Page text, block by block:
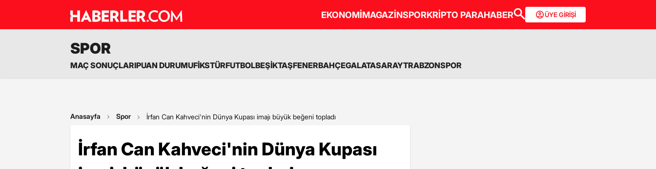
EKONOMİMAGAZİNSPORKRİPTO PARAHABER ÜYE GİRİŞİ
SPOR
MAÇ SONUÇLARIPUAN DURUMUFİKSTÜRFUTBOLBEŞİKTAŞFENERBAHÇEGALATASARAYTRABZONSPOR
Anasayfa Spor İrfan Can Kahveci'nin Dünya Kupası imajı büyük beğeni topladı
İrfan Can Kahveci'nin Dünya Kupası